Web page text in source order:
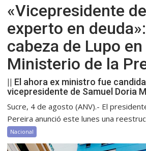
«Vicepresidente
experto en
cabeza de Lupo en
Ministerio de la
|| El ahora ex ministro fue
vicepresidente de Samuel Doria
Sucre, 4 de agosto (ANV).- El
Pereira anunció este lunes una
Nacional